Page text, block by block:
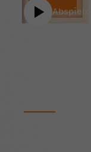
Abspielen